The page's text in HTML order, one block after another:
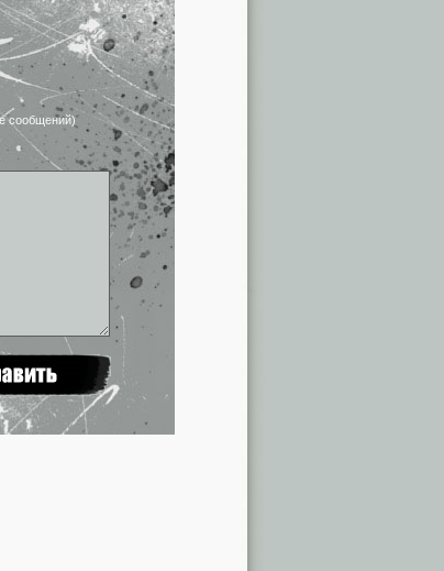
сообщений)